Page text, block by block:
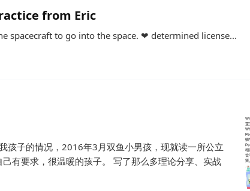
from Eric
spacecraft to go into the space. ❤ determined license...
孩子的情况，2016年3月双鱼小男孩，现就读一所公立
有要求，很温暖的孩子。 写了那么多理论分享、实战